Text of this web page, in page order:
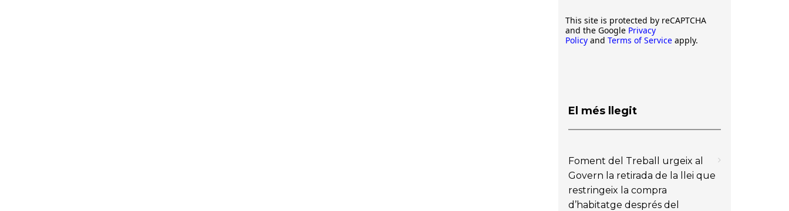
This site is protected by reCAPTCHA
and the Google Privacy
Policy and Terms of Service apply.
El més llegit
Foment del Treball urgeix al
Govern la retirada de la llei que
restringeix la compra
d’habitatge després del